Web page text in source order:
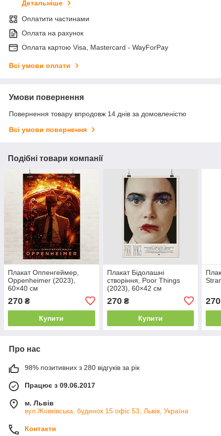
Детальніше
Оплатити частинами
Оплата на рахунок
Оплата картою Visa, Mastercard - WayForPay
Всі умови оплати
Умови повернення
Повернення товару впродовж 14 днів за домовленістю
Всі умови повернення
Подібні товари компанії
Плакат Оппенгеймер,
Oppenheimer (2023),
60×40 см
270 ₴
Купити
Плакат Бідолашні
створіння, Poor Things
(2023), 60×42 см
270₴
Купити
270
Про нас
98% позитивних з 280 відгуків за рік
Працює з 09.06.2017
м. Львів
вул.Жовківська, будинок 15 офіс 53, Львів, Україна
Контакти